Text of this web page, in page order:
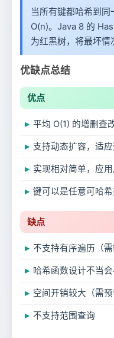
当所有键都哈希到
O(n)。Java 8 的
为红黑树，将最坏情
优缺点总结
优点
平均 O(1) 的增删查
支持动态扩容，适
实现相对简单，应
键可以是任意可哈
缺点
不支持有序遍历（需
哈希函数设计不当
空间开销较大（需预
不支持范围查询